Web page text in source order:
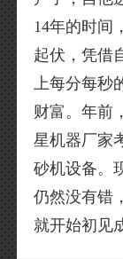
14年的时间
起伏，凭借
上每分每秒
财富。年前
星机器厂家
砂机设备。
仍然没有错
就开始初见